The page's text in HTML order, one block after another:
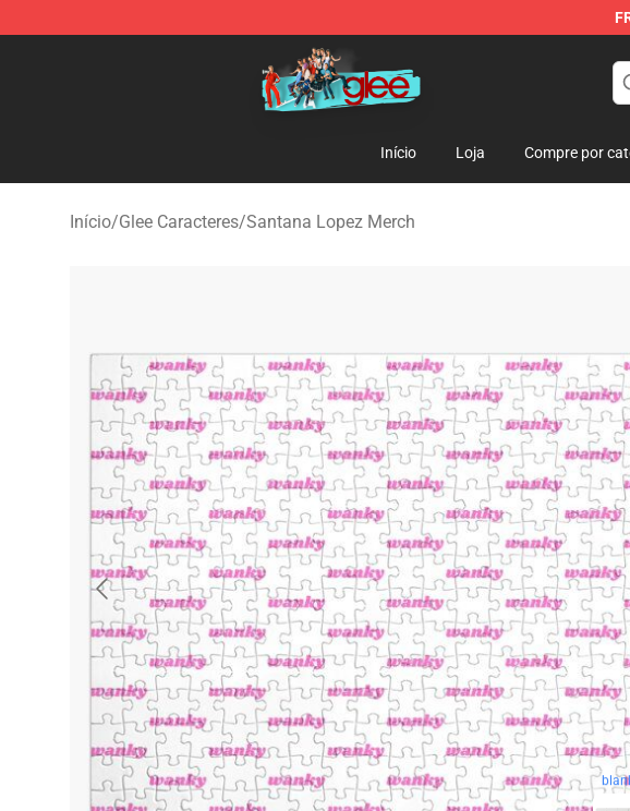
Glee Store - Official Glee Merchandise Shop
Início Loja Compre por
Início/Glee Caracteres/Santana Lopez Merch